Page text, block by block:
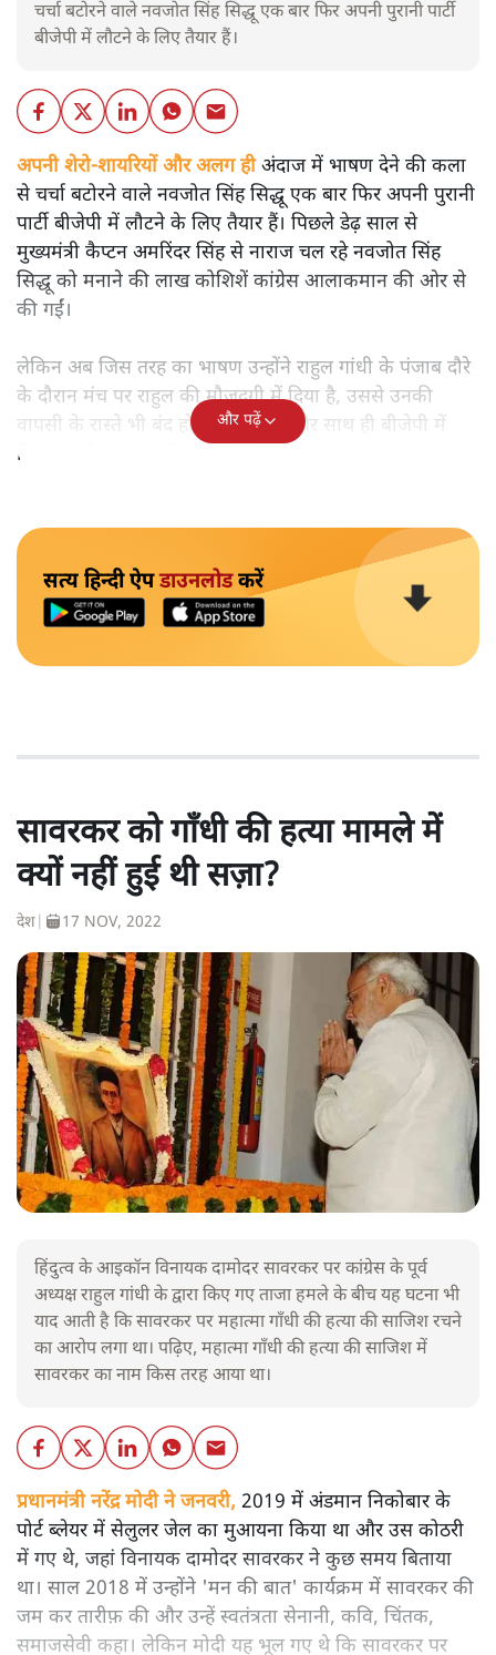
चर्चा बटोरने वाले नवजोत सिंह सिद्धू एक बार फिर अपनी पुरानी पार्टी
बीजेपी में लौटने के लिए तैयार हैं।
अपनी शेरो-शायरियों और अलग हीअंदाज में भाषण देने की कला
से चर्चा बटोरने वाले नवजोत सिंह सिद्धू एक बार फिर अपनी पुरानी
पार्टी बीजेपी में लौटने के लिए तैयार हैं। पिछले डेढ़ साल से
मुख्यमंत्री कैप्टन अमरिंदर सिंह से नाराज चल रहे नवजोत सिंह
सिद्धू को मनाने की लाख कोशिशें कांग्रेस आलाकमान की ओर से
की गईं।
लेकिन अब जिस तरह का भाषण उन्होंने राहुल गांधी के पंजाब दौरे
के दौरान मंच पर राहुल की मौजूदगी में दिया है, उससे उनकी
वापसी के रास्ते भी बंद हो गए दिखते हैं और साथ ही बीजेपी में
फिर वापसी के रास्ते भी खुल रहे हैं।
और पढ़ें
सत्य हिन्दी ऐपडाउनलोडकरें
सावरकर को गाँधी की हत्या मामले में
क्यों नहीं हुई थी सज़ा?
देश 17 NOV, 2022
हिंदुत्व के आइकॉन विनायक दामोदर सावरकर पर कांग्रेस के पूर्व
अध्यक्ष राहुल गांधी के द्वारा किए गए ताजा हमले के बीच यह घटना भी
याद आती है कि सावरकर पर महात्मा गाँधी की हत्या की साजिश रचने
का आरोप लगा था। पढ़िए, महात्मा गाँधी की हत्या की साजिश में
सावरकर का नाम किस तरह आया था।
प्रधानमंत्री नरेंद्र मोदी ने जनवरी, 2019 में अंडमान निकोबार के
पोर्ट ब्लेयर में सेलुलर जेल का मुआयना किया था और उस कोठरी
में गए थे, जहां विनायक दामोदर सावरकर ने कुछ समय बिताया
था। साल 2018 में उन्होंने 'मन की बात' कार्यक्रम में सावरकर की
जम कर तारीफ़ की और उन्हें स्वतंत्रता सेनानी, कवि, चिंतक,
समाजसेवी कहा। लेकिन मोदी यह भूल गए थे कि सावरकर पर